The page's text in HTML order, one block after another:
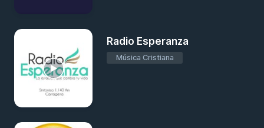
Radio Esperanza
Música Cristiana